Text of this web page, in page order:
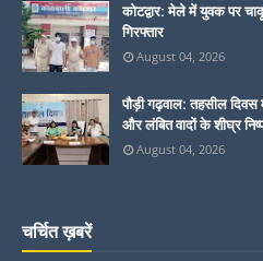
कोटद्वार: मेले में युवक पर
गिरफ्तार
August 04, 2026
पौड़ी गढ़वाल: तहसील
और लंबित वादों के शीघ्र
August 04, 2026
चर्चित ख़बरें